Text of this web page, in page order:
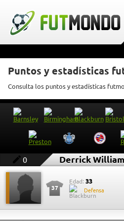
Puntos y estadísticas
Consulta los puntos y estadísticas
0 Derrick
37
Edad: 33
Defensa